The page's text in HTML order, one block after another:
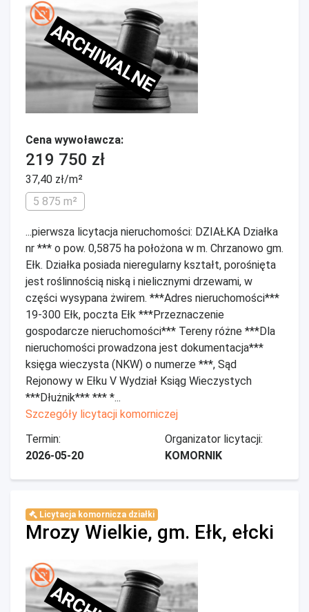
ARCHIWALNE
Cena wywoławcza:
219 750 zł
37,40 zł/m²
5 875 m²
...pierwsza licytacja nieruchomości: DZIAŁKA Działka
nr *** o pow. 0,5875 ha położona w m. Chrzanowo gm.
Ełk. Działka posiada nieregularny kształt, porośnięta
jest roślinnością niską i nielicznymi drzewami, w
części wysypana żwirem. ***Adres nieruchomości***
19-300 Ełk, poczta Ełk ***Przeznaczenie
gospodarcze nieruchomości*** Tereny różne ***Dla
nieruchomości prowadzona jest dokumentacja***
księga wieczysta (NKW) o numerze ***, Sąd
Rejonowy w Ełku V Wydział Ksiąg Wieczystych
***Dłużnik*** *** *...
Szczegóły licytacji komorniczej
Termin:
2026-05-20
Organizator licytacji:
KOMORNIK
Licytacja komornicza działki
Mrozy Wielkie, gm. Ełk, ełcki